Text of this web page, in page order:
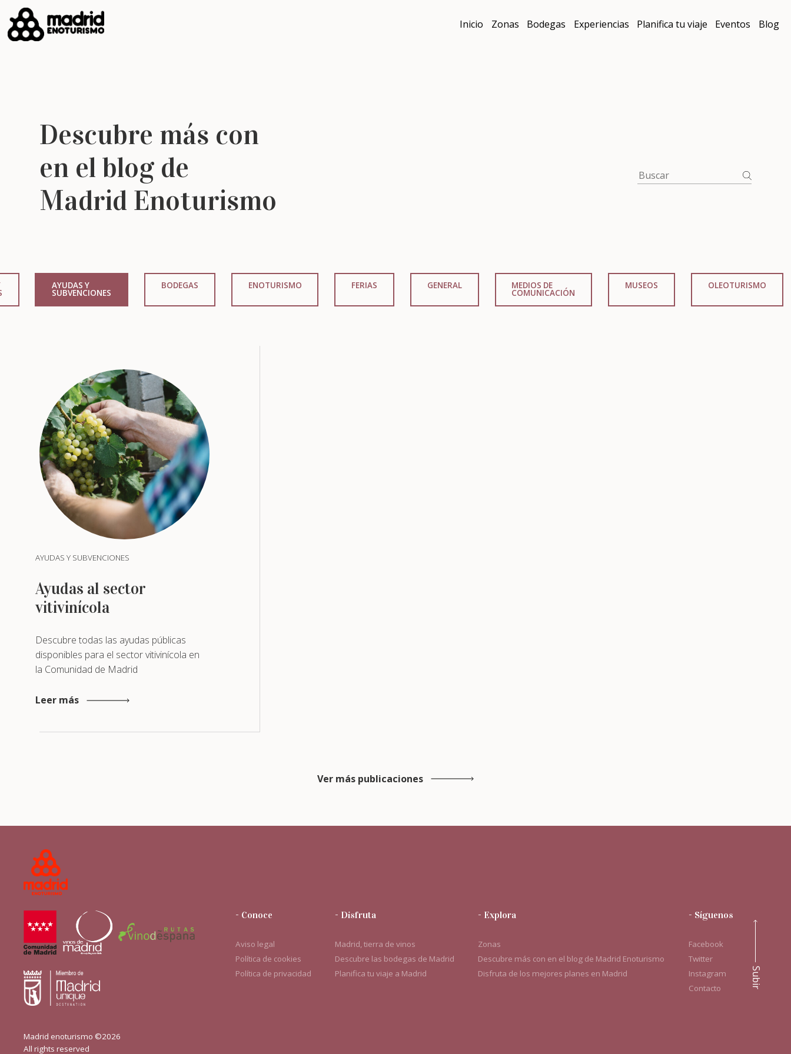
Inicio Zonas Bodegas Experiencias Planifica tu viaje Eventos Blog
Descubre más con
en el blog de
Madrid Enoturismo
AYUDAS Y
SUBVENCIONES
BODEGAS ENOTURISMO FERIAS GENERAL MEDIOS DE
COMUNICACIÓN
MUSEOS OLEOTURISMO
AYUDAS Y SUBVENCIONES
Ayudas al sector
vitivinícola
Descubre todas las ayudas públicas
disponibles para el sector vitivinícola en
la Comunidad de Madrid
Leer más
Ver más publicaciones
Madrid enoturismo ©2026
All rights reserved
- Conoce
Aviso legal
Política de cookies
Política de privacidad
- Disfruta
Madrid, tierra de vinos
Descubre las bodegas de Madrid
Planifica tu viaje a Madrid
- Explora
Zonas
Descubre más con en el blog de Madrid Enoturismo
Disfruta de los mejores planes en Madrid
- Síguenos
Facebook
Twitter
Instagram
Contacto
Subir